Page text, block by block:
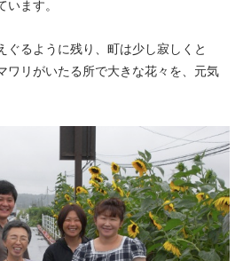
ます。
ぐるように残り、町は少し寂しくと
ワリがいたる所で大きな花々を、元気